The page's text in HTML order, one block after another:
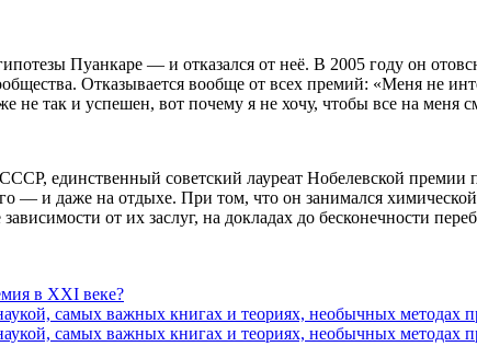
Пуанкаре — и отказался от неё. В 2005 году он
Отказывается вообще от всех премий: «Меня не
так и успешен, вот почему я не хочу, чтобы все на меня
единственный советский лауреат Нобелевской премии
и даже на отдыхе. При том, что он занимался
от их заслуг, на докладах до бесконечности
в XXI веке?
самых важных книгах и теориях, необычных методах
самых важных книгах и теориях, необычных методах